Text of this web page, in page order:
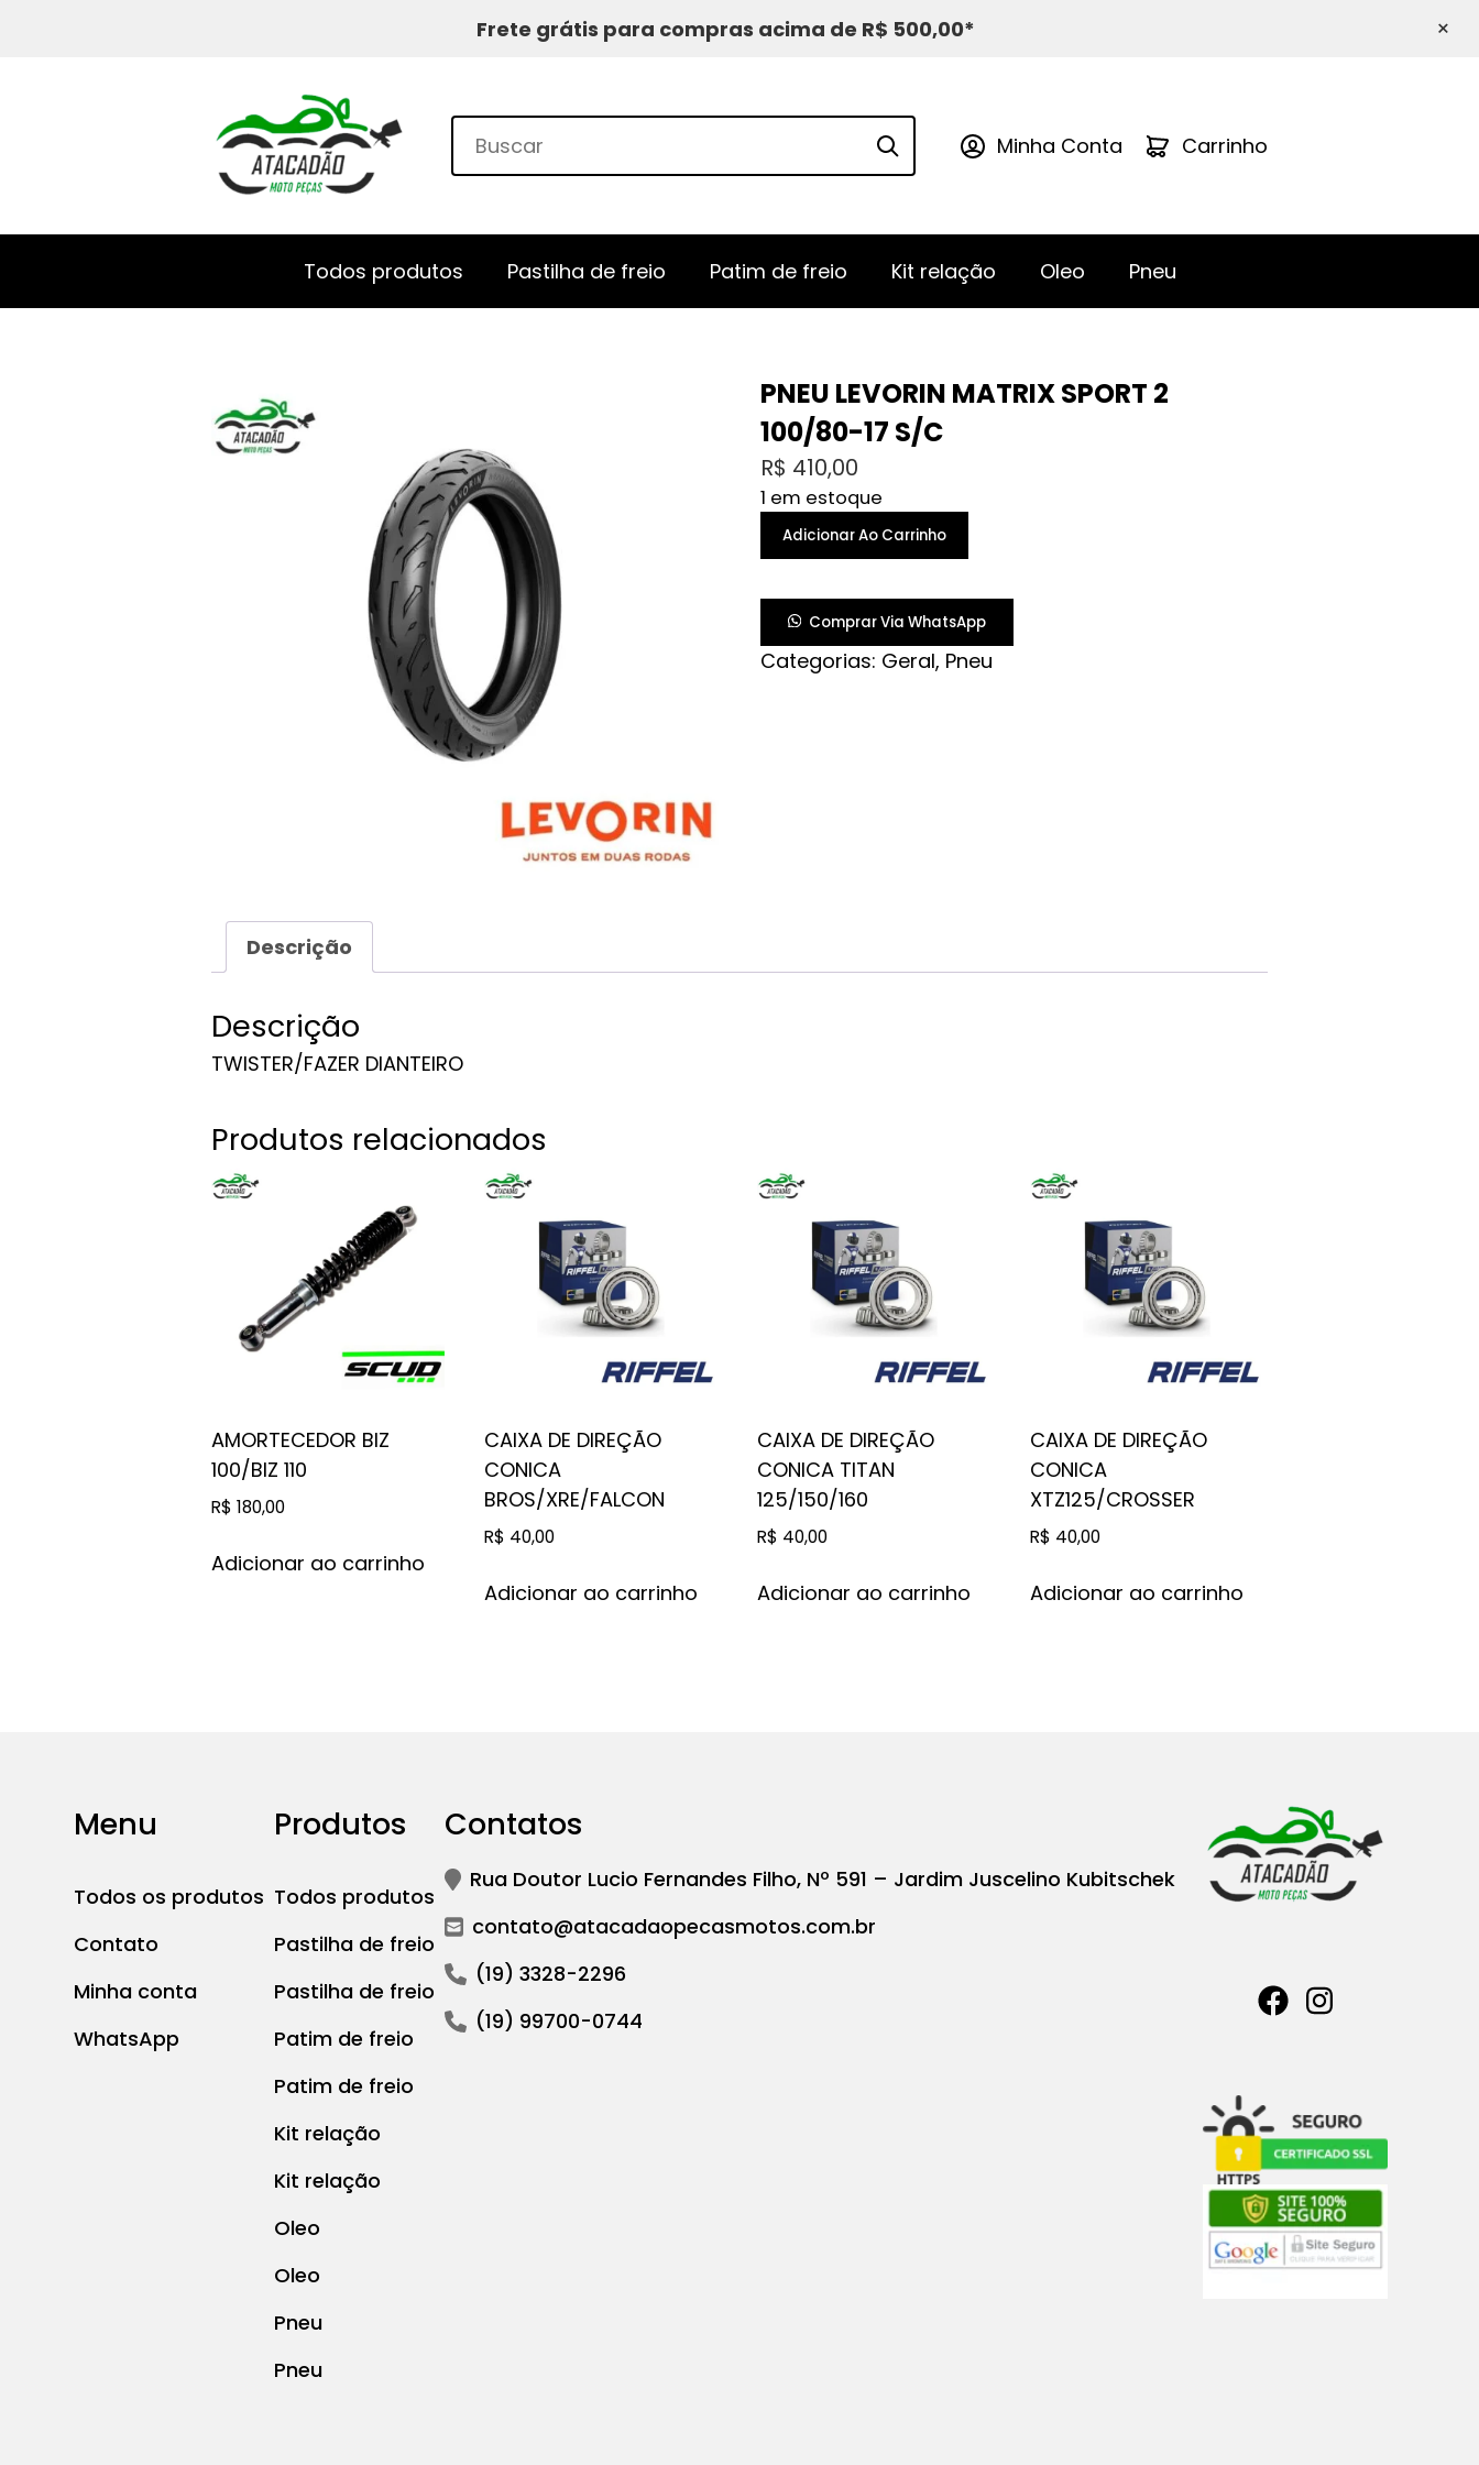
Frete grátis para compras acima de R$ 500,00* ×
Minha Conta Carrinho
Todos produtos Pastilha de freio Patim de freio Kit relação Oleo Pneu
PNEU LEVORIN MATRIX SPORT 2
100/80-17 S/C
R$ 410,00
1 em estoque
PNEU
LEVORIN
SPORT
2
100/80-
Adicionar Ao Carrinho
Comprar Via WhatsApp
Categorias: Geral, Pneu
Descrição
Descrição
TWISTER/FAZER DIANTEIRO
Produtos relacionados
AMORTECEDOR BIZ
100/BIZ 110
R$ 180,00
Adicionar ao carrinho
CAIXA DE DIREÇÃO
CONICA
BROS/XRE/FALCON
R$ 40,00
Adicionar ao carrinho
CAIXA DE DIREÇÃO
CONICA TITAN
125/150/160
R$ 40,00
Adicionar ao carrinho
CAIXA DE DIREÇÃO
CONICA
XTZ125/CROSSER
R$ 40,00
Adicionar ao carrinho
Menu
Todos os produtos
Contato
Minha conta
WhatsApp
Produtos
Todos produtos
Pastilha de freio
Pastilha de freio
Patim de freio
Patim de freio
Kit relação
Kit relação
Oleo
Oleo
Pneu
Pneu
Contatos
Rua Doutor Lucio Fernandes Filho, Nº 591 – Jardim Juscelino Kubitschek
contato@atacadaopecasmotos.com.br
(19) 3328-2296
(19) 99700-0744